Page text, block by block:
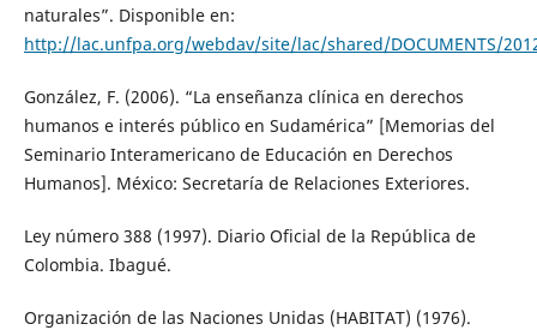
naturales”. Disponible en:
http://lac.unfpa.org/webdav/site/lac/shared/DOCUMENTS/
González, F. (2006). “La enseñanza clínica en derechos
humanos e interés público en Sudamérica” [Memorias del
Seminario Interamericano de Educación en Derechos
Humanos]. México: Secretaría de Relaciones Exteriores.
Ley número 388 (1997). Diario Oficial de la República de
Colombia. Ibagué.
Organización de las Naciones Unidas (HABITAT) (1976).